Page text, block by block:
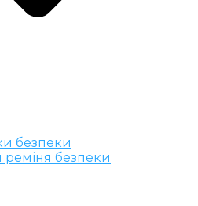
безпеки
реміня безпеки